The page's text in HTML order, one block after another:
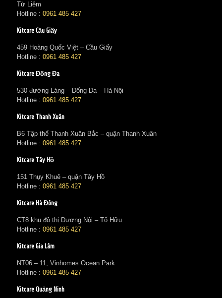
Từ Liêm
Hotline : 0961 485 427
Kitcare Cầu Giấy
459 Hoàng Quốc Việt – Cầu Giấy
Hotline : 0961 485 427
Kitcare Đống Đa
530 đường Láng – Đống Đa – Hà Nội
Hotline : 0961 485 427
Kitcare Thanh Xuân
B6 Tập thể Thanh Xuân Bắc – quận Thanh Xuân
Hotline : 0961 485 427
Kitcare Tây Hồ
151 Thụy Khuê – quận Tây Hồ
Hotline : 0961 485 427
Kitcare Hà Đông
CT8 khu đô thị Dương Nội – Tố Hữu
Hotline : 0961 485 427
Kitcare Gia Lâm
NT06 – 11, Vinhomes Ocean Park
Hotline : 0961 485 427
Kitcare Quảng Ninh